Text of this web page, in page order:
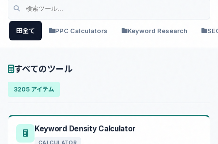
全て PPC Calculators Keyword Research
すべてのツール
3205 アイテム
Keyword Density Calculator
CALCULATOR